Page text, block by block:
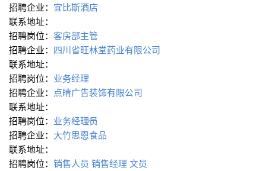
招聘企业： 宜比斯酒店
联系地址：
招聘岗位： 客房部主管
招聘企业： 四川省旺林堂药业有限公司
联系地址：
招聘岗位： 业务经理
招聘企业： 点睛广告装饰有限公司
联系地址：
招聘岗位： 业务经理∕员
招聘企业： 大竹思恩食品
联系地址：
招聘岗位： 销售人员 销售经理 文员